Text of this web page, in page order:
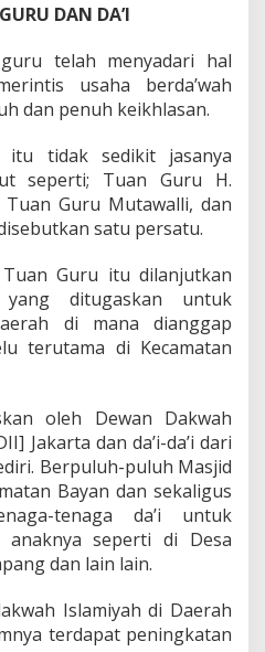
DAN DA’I
telah menyadari hal
usaha berda’wah
dan penuh keikhlasan.
itu tidak sedikit jasanya
seperti; Tuan Guru H.
Guru Mutawalli, dan
satu persatu.
Guru itu dilanjutkan
yang ditugaskan untuk
di mana dianggap
terutama di Kecamatan
oleh Dewan Dakwah
Jakarta dan da’i-da’i dari
Berpuluh-puluh Masjid
Bayan dan sekaligus
tenaga da’i untuk
anaknya seperti di Desa
dan lain lain.
Islamiyah di Daerah
terdapat peningkatan